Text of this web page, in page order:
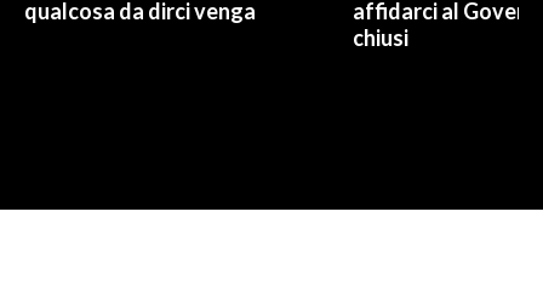
qualcosa da dirci venga
affidarci al
chiusi